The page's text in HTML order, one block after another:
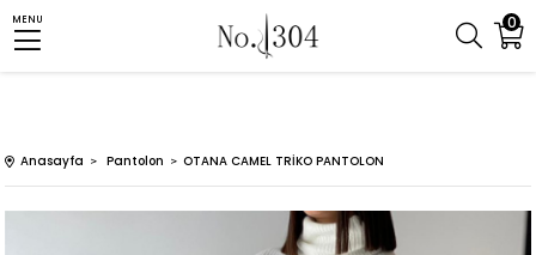
0
MENU
Anasayfa Pantolon OTANA CAMEL TRİKO PANTOLON